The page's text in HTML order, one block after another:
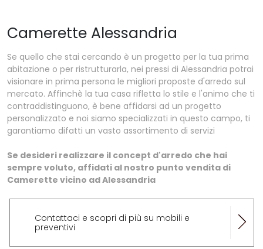
Camerette Alessandria
Se quello che stai cercando è un progetto per la tua prima
abitazione o per ristrutturarla, nei pressi di Alessandria potrai
visionare in prima persona le migliori proposte d'arredo sul
mercato. Affinchè la tua casa rifletta lo stile e l'animo che ti
contraddistinguono, è bene affidarsi ad un progetto
personalizzato e noi siamo specializzati in questo campo, ti
garantiamo difatti un vasto assortimento di servizi
Se desideri realizzare il concept d'arredo che hai
sempre voluto, affidati al nostro punto vendita di
Camerette vicino ad Alessandria
Contattaci e scopri di più su mobili e
preventivi